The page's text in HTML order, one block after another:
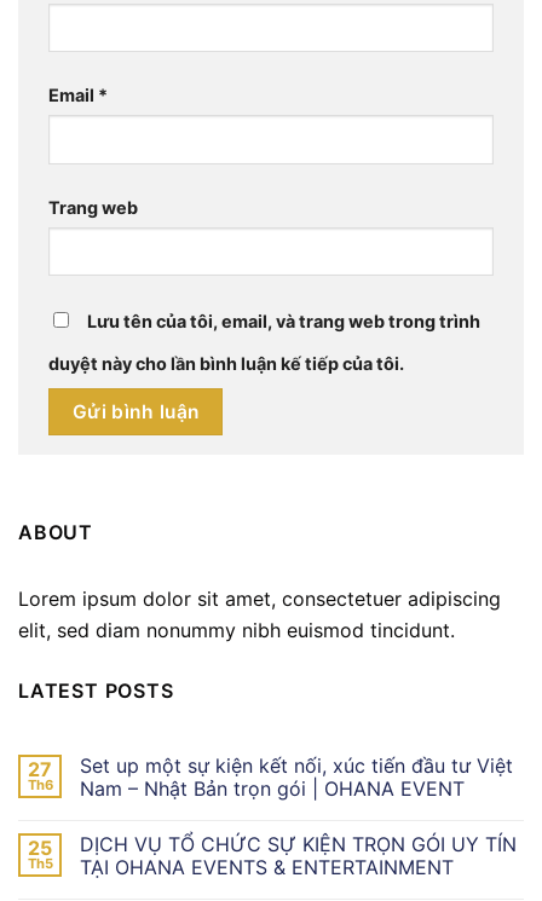
Email *
Trang web
Lưu tên của tôi, email, và trang web trong trình
duyệt này cho lần bình luận kế tiếp của tôi.
ABOUT
Lorem ipsum dolor sit amet, consectetuer adipiscing
elit, sed diam nonummy nibh euismod tincidunt.
LATEST POSTS
27
Th6
Set up một sự kiện kết nối, xúc tiến đầu tư Việt
Nam – Nhật Bản trọn gói | OHANA EVENT
25
Th5
DỊCH VỤ TỔ CHỨC SỰ KIỆN TRỌN GÓI UY TÍN
TẠI OHANA EVENTS & ENTERTAINMENT